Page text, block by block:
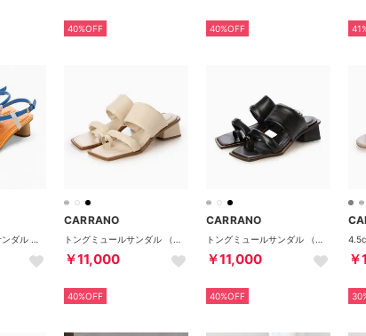
40%OFF 40%OFF
CARRANO
￥11,000
40%OFF
CARRANO
￥11,000
40%OFF